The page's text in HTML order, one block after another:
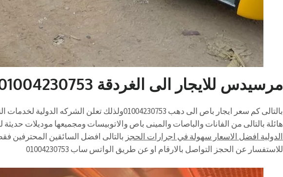
مرسيدس للايجار الى الغردقة 01004230753
بالتالى كم سعر ايجار باص الى دهب 01004230753ولذلك تعلن
هائلة بالتالى من الفانات والباصات والمينى باص والاتوبيسات ومجميعها موديلات حديثة
الدولية افضل الاسعار سهولة في اجرارات الحجز بالتالى افضل السائقين المحترفين
للاستفسار عن الحجز التواصل بالارقام او عن طريق الواتس ساب 01004230753